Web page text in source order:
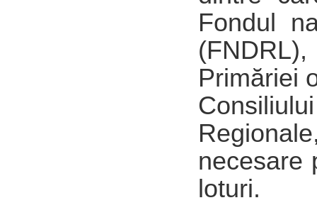
Fondul
Primăriei
necesare
loturi.